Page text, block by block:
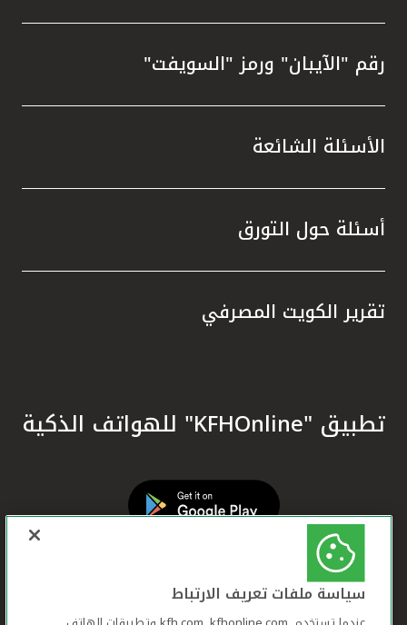
رقم "الآيبان" ورمز "السويفت"
الأسئلة الشائعة
أسئلة حول التورق
تقرير الكويت المصرفي
تطبيق "KFHOnline" للهواتف الذكية
سياسة ملفات تعريف الارتباط